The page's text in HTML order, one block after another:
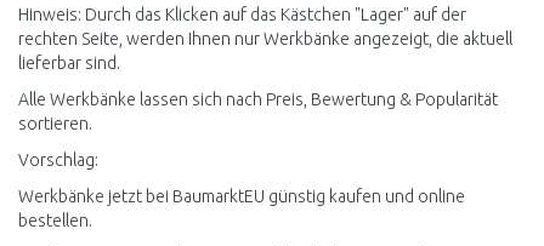
Hinweis: Durch das Klicken auf das Kästchen "Lager" auf der
rechten Seite, werden Ihnen nur Werkbänke angezeigt, die aktuell
lieferbar sind.
Alle Werkbänke lassen sich nach Preis, Bewertung & Popularität
sortieren.
Vorschlag:
Werkbänke jetzt bei BaumarktEU günstig kaufen und online
bestellen.